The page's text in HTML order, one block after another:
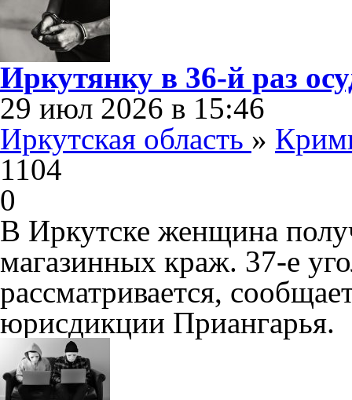
Иркутянку в 36-й раз
29 июл 2026 в 15:46
Иркутская область »
1104
0
В Иркутске женщина
магазинных краж. 37-е
рассматривается,
юрисдикции Приангарья.